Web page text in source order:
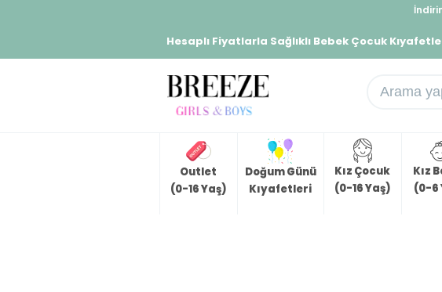
Hesaplı Fiyatlarla Sağlıklı Bebek Çocuk
Outlet
(0-16 Yaş)
Doğum Günü
Kıyafetleri
Kız Çocuk
(0-16 Yaş)
Kız
(0-6